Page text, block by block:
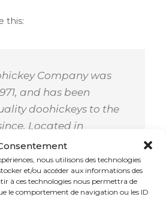
nous utilisons des technologies
et/ou accéder aux informations des
à ces technologies nous permettra de
le comportement de navigation ou les ID
this:
Company was
and has been
doohickeys to the
Located in
XYZ employs over 2,000
all kinds of
for the Gotham